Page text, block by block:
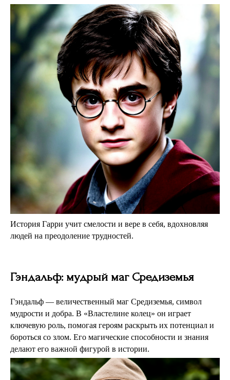
История Гарри учит смелости и вере в себя, вдохновляя
людей на преодоление трудностей.
Гэндальф: мудрый маг Средиземья
Гэндальф — величественный маг Средиземья, символ
мудрости и добра. В «Властелине колец» он играет
ключевую роль, помогая героям раскрыть их потенциал и
бороться со злом. Его магические способности и знания
делают его важной фигурой в истории.